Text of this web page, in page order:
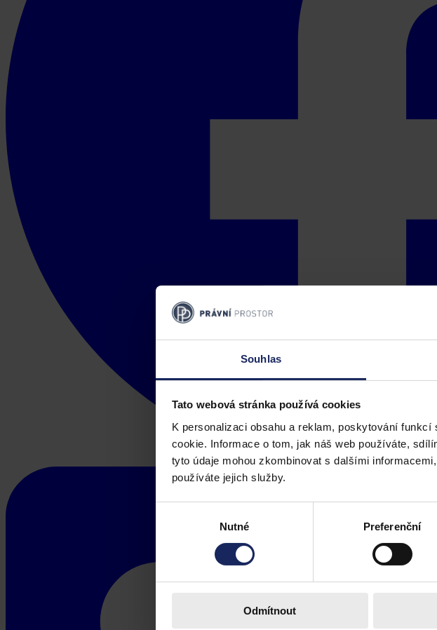
Souhlas
Tato webová stránka používá cookies
K personalizaci obsahu a reklam, poskytování
cookie. Informace o tom, jak náš web používáte,
tyto údaje mohou zkombinovat s dalšími
používáte jejich služby.
Nutné Preferenční
Odmítnout